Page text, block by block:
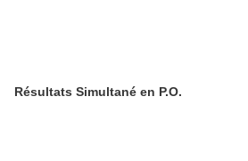
Résultats Simultané en P.O.